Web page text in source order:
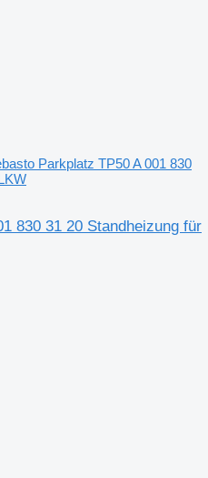
Parkplatz TP50 A 001 830
830 31 20 Standheizung für